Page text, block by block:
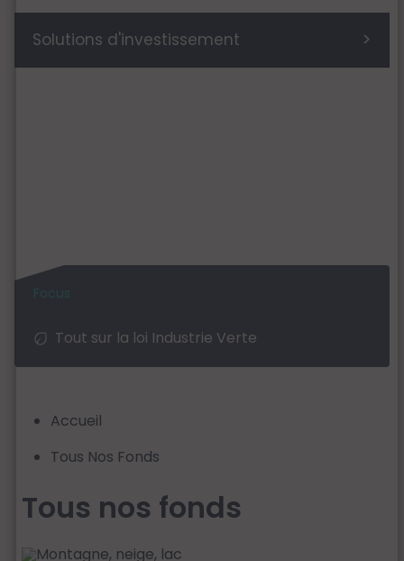
Solutions d'investissement >
Tout sur la loi Industrie Verte
Accueil
Tous Nos Fonds
Tous nos fonds